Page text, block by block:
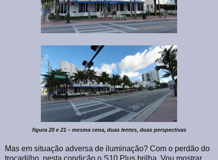
figura 20 e 21 – mesma cena, duas lentes, duas perspectivas
Mas em situação adversa de iluminação? Com o perdão do